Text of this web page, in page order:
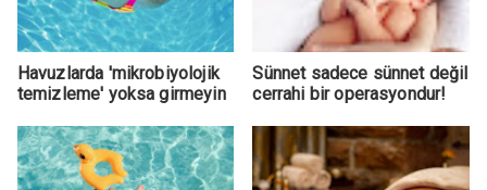
Havuzlarda 'mikrobiyolojik
temizleme' yoksa girmeyin
Sünnet sadece sünnet değil
cerrahi bir operasyondur!